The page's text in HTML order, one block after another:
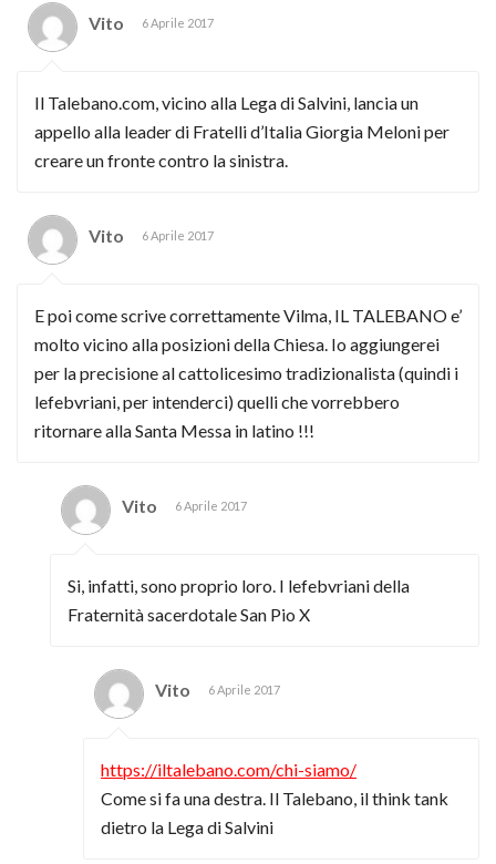
Vito 6 Aprile 2017
Il Talebano.com, vicino alla Lega di Salvini, lancia un
appello alla leader di Fratelli d’Italia Giorgia Meloni per
creare un fronte contro la sinistra.
Vito 6 Aprile 2017
E poi come scrive correttamente Vilma, IL TALEBANO e’
molto vicino alla posizioni della Chiesa. Io aggiungerei
per la precisione al cattolicesimo tradizionalista (quindi i
lefebvriani, per intenderci) quelli che vorrebbero
ritornare alla Santa Messa in latino !!!
Vito 6 Aprile 2017
Si, infatti, sono proprio loro. I lefebvriani della
Fraternità sacerdotale San Pio X
Vito 6 Aprile 2017
https://iltalebano.com/chi-siamo/
Come si fa una destra. Il Talebano, il think tank
dietro la Lega di Salvini